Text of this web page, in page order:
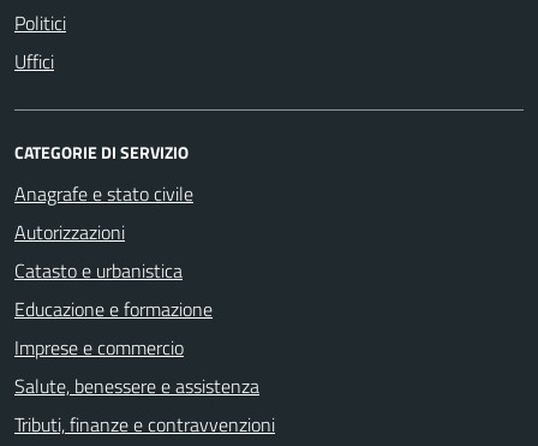
Politici
Uffici
CATEGORIE DI SERVIZIO
Anagrafe e stato civile
Autorizzazioni
Catasto e urbanistica
Educazione e formazione
Imprese e commercio
Salute, benessere e assistenza
Tributi, finanze e contravvenzioni